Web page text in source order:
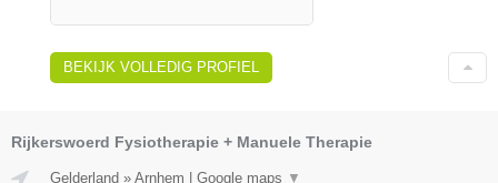
BEKIJK VOLLEDIG PROFIEL
Rijkerswoerd Fysiotherapie + Manuele Therapie
Gelderland » Arnhem Google maps ▼